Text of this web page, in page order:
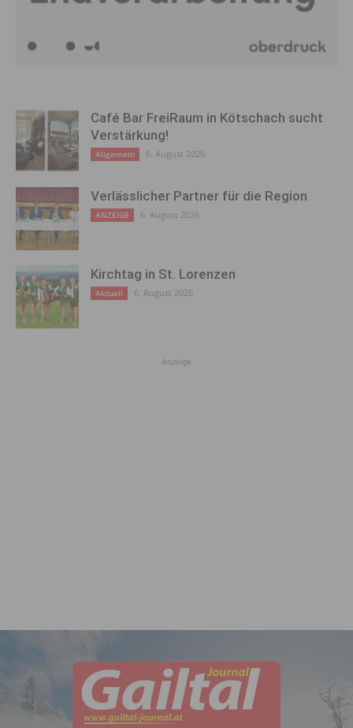
Café Bar FreiRaum in Kötschach sucht
Verstärkung!
Allgemein 6. August 2026
Verlässlicher Partner für die Region
ANZEIGE 6. August 2026
Kirchtag in St. Lorenzen
Aktuell 6. August 2026
Anzeige